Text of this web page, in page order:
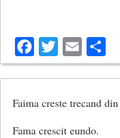
Facebook
Twitter
Email
Faima creste trecand
Fama crescit eundo.